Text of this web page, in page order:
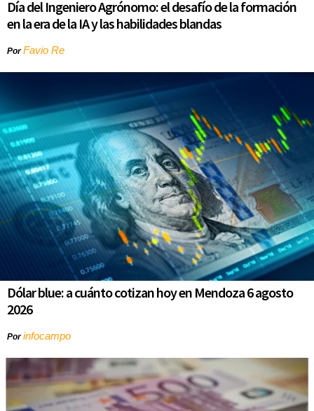
Día del Ingeniero Agrónomo: el desafío de la formación
en la era de la IA y las habilidades blandas
PorFavio Re
Dólar blue: a cuánto cotizan hoy en Mendoza 6 agosto
2026
Porinfocampo